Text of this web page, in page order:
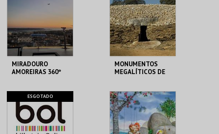
MAIS INFO
INSCREVER
MAIS INFO
COMPRAR
MIRADOURO
AMOREIRAS 360º
AMOREIRAS 360º
MAIS INFO
MONUMENTOS
MEGALÍTICOS DE
ALCALAR
MAIS INFO
ESGOTADO